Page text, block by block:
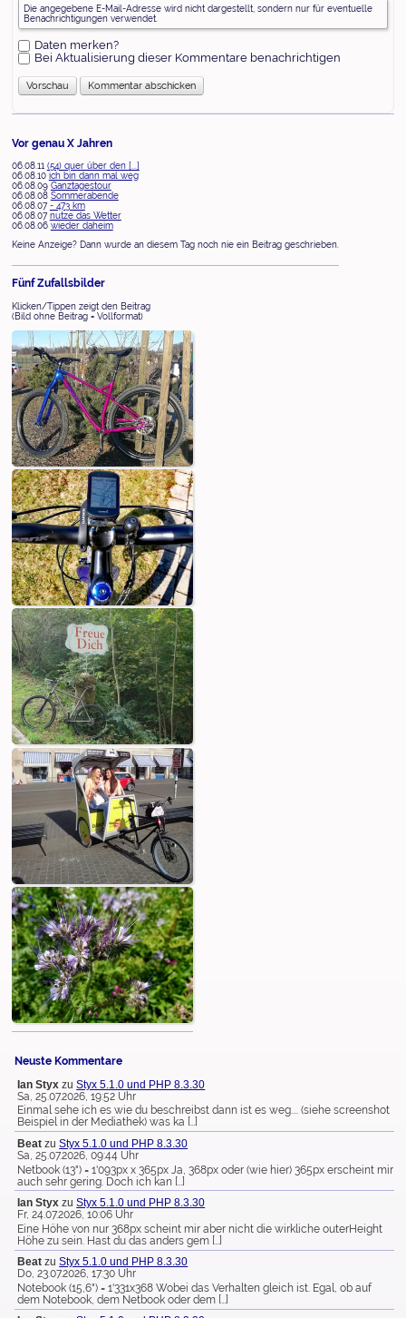
Was
ist
Drei
plus
Sechs?
Die angegebene E-Mail-Adresse wird nicht dargestellt, sondern nur für eventuelle
Benachrichtigungen verwendet.
Daten merken?
Bei Aktualisierung dieser Kommentare benachrichtigen
Vor genau X Jahren
06.08.11 (54) quer über den [...]
06.08.10 ich bin dann mal weg
06.08.09 Ganztagestour
06.08.08 Sommerabende
06.08.07 - 473 km
06.08.07 nutze das Wetter
06.08.06 wieder daheim
Keine Anzeige? Dann wurde an diesem Tag noch nie ein Beitrag geschrieben.
Fünf Zufallsbilder
Klicken/Tippen zeigt den Beitrag
(Bild ohne Beitrag = Vollformat)
Neuste Kommentare
Ian Styx zuStyx 5.1.0 und PHP 8.3.30
Sa, 25.07.2026, 19:52 Uhr
Einmal sehe ich es wie du beschreibst dann ist es weg.... (siehe screenshot
Beispiel in der Mediathek) was ka […]
Beat zuStyx 5.1.0 und PHP 8.3.30
Sa, 25.07.2026, 09:44 Uhr
Netbook (13") = 1'093px x 365px Ja, 368px oder (wie hier) 365px erscheint mir
auch sehr gering. Doch ich kan […]
Ian Styx zuStyx 5.1.0 und PHP 8.3.30
Fr, 24.07.2026, 10:06 Uhr
Eine Höhe von nur 368px scheint mir aber nicht die wirkliche outerHeight
Höhe zu sein. Hast du das anders gem […]
Beat zuStyx 5.1.0 und PHP 8.3.30
Do, 23.07.2026, 17:30 Uhr
Notebook (15,6") = 1'331x368 Wobei das Verhalten gleich ist. Egal, ob auf
dem Notebook, dem Netbook oder dem […]